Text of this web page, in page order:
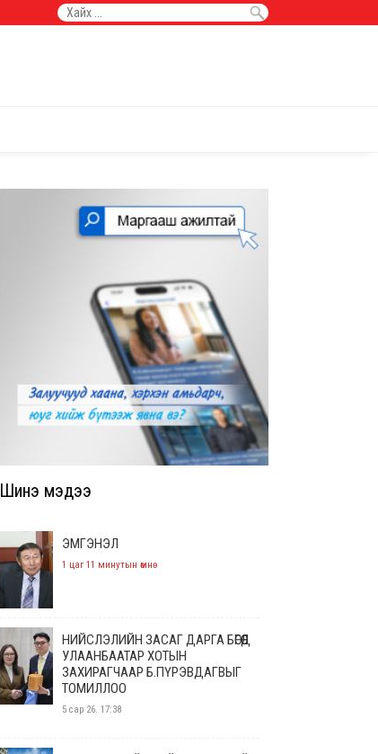
Шинэ мэдээ
ЭМГЭНЭЛ
1 цаг 11 минутын өмнө
НИЙСЛЭЛИЙН ЗАСАГ ДАРГА БӨГӨӨД
УЛААНБААТАР ХОТЫН
ЗАХИРАГЧААР Б.ПҮРЭВДАГВЫГ
ТОМИЛЛОО
5 сар 26. 17:38